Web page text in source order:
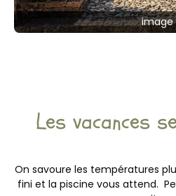
image
Les vacances
On savoure les températures
fini et la piscine vous attend.